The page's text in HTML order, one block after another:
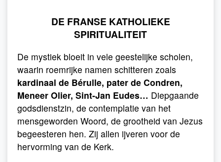
DE FRANSE KATHOLIEKE
SPIRITUALITEIT
De mystiek bloeit in vele geestelijke scholen,
waarin roemrijke namen schitteren zoals
kardinaal de Bérulle, pater de Condren,
Meneer Olier, Sint-Jan Eudes… Diepgaande
godsdienstzin, de contemplatie van het
mensgeworden Woord, de grootheid van Jezus
begeesteren hen. Zij allen ijveren voor de
hervorming van de Kerk.